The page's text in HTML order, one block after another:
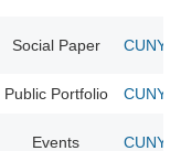
Social Paper CUNY
Public Portfolio CUNY
Events CUNY